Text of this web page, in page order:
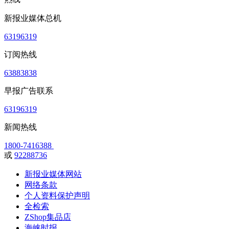
新报业媒体总机
63196319
订阅热线
63883838
早报广告联系
63196319
新闻热线
1800-7416388
或 92288736
新报业媒体网站
网络条款
个人资料保护声明
全检索
ZShop集品店